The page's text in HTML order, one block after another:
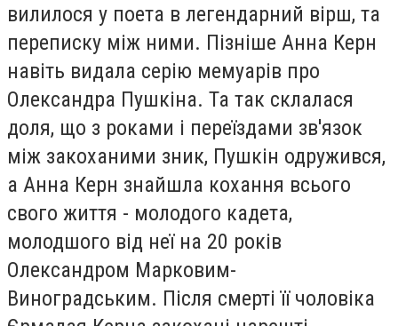
вилилося у поета в легендарний вірш, та
переписку між ними. Пізніше Анна Керн
навіть видала серію мемуарів про
Олександра Пушкіна. Та так склалася
доля, що з роками і переїздами зв'язок
між закоханими зник, Пушкін одружився,
а Анна Керн знайшла кохання всього
свого життя - молодого кадета,
молодшого від неї на 20 років
Олександром Марковим-
Виноградським. Після смерті її чоловіка